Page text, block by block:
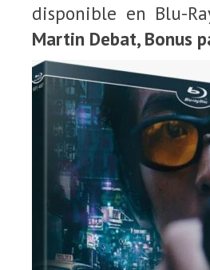
disponible en Blu-
Martin Debat, Bonus